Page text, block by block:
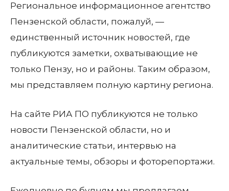
Региональное информационное агентство
Пензенской области, пожалуй, —
единственный источник новостей, где
публикуются заметки, охватывающие не
только Пензу, но и районы. Таким образом,
мы представляем полную картину региона.
На сайте РИА ПО публикуются не только
новости Пензенской области, но и
аналитические статьи, интервью на
актуальные темы, обзоры и фоторепортажи.